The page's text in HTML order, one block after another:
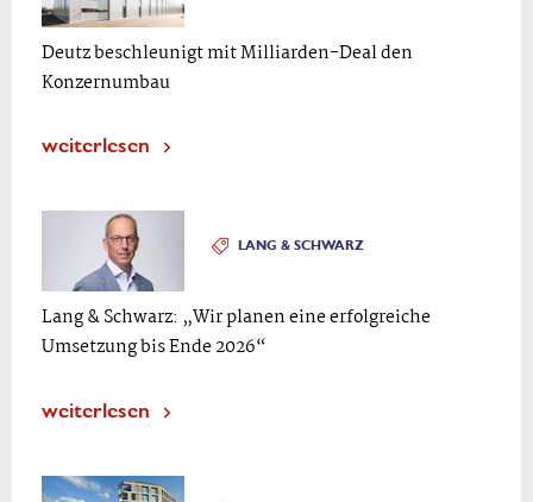
Deutz beschleunigt mit Milliarden-Deal den
Konzernumbau
weiterlesen
LANG & SCHWARZ
Lang & Schwarz: „Wir planen eine erfolgreiche
Umsetzung bis Ende 2026“
weiterlesen